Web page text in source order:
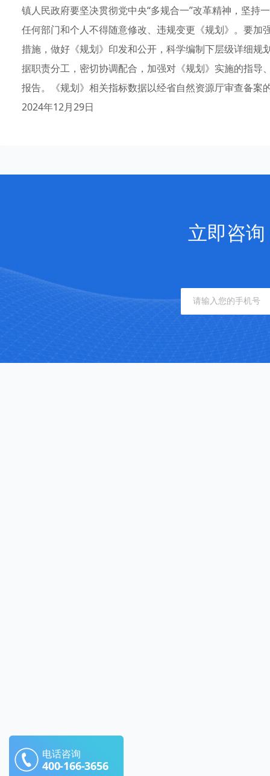
镇人民政府要坚决贯彻党中央“多规合一”改革精神，坚持
任何部门和个人不得随意修改、违规变更《规划》。要
措施，做好《规划》印发和公开，科学编制下层级详细
据职责分工，密切协调配合，加强对《规划》实施的指
报告。《规划》相关指标数据以经省自然资源厅审查备
2024年12月29日
电话咨询
400-166-3656
立即咨